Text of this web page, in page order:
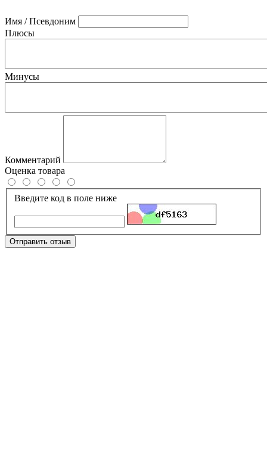
Имя / Псевдоним
Плюсы
Минусы
Комментарий
Оценка товара
Введите код в поле ниже
Отправить отзыв